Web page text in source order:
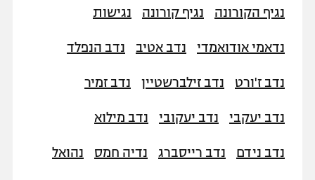
נגיף הקורונה נגיף קורונה נגישות
נדאמי אודואמדי נדב אטיב נדב הנפלד
נדב ז'ורט נדב זילברשטיין נדב זמיר
נדב יעקבי נדב יעקובי נדב מילוא
נדב נידם נדב רייסברג נדיה חמס נהואל